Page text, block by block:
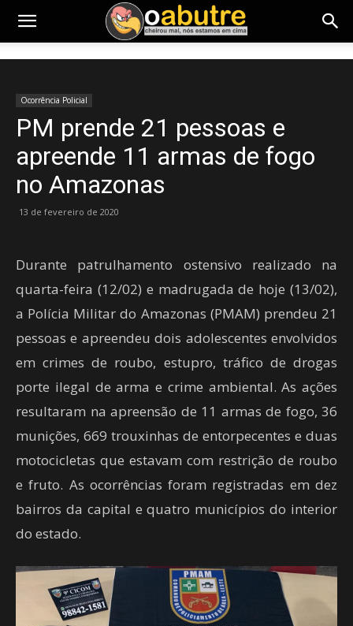
Ocorrência Policial
PM prende 21 pessoas e
apreende 11 armas de fogo
no Amazonas
13 de fevereiro de 2020
Durante patrulhamento ostensivo realizado na
quarta-feira (12/02) e madrugada de hoje (13/02),
a Polícia Militar do Amazonas (PMAM) prendeu 21
pessoas e apreendeu dois adolescentes envolvidos
em crimes de roubo, estupro, tráfico de drogas
porte ilegal de arma e crime ambiental. As ações
resultaram na apreensão de 11 armas de fogo, 36
munições, 669 trouxinhas de entorpecentes e duas
motocicletas que estavam com restrição de roubo
e fruto. As ocorrências foram registradas em dez
bairros da capital e quatro municípios do interior
do estado.